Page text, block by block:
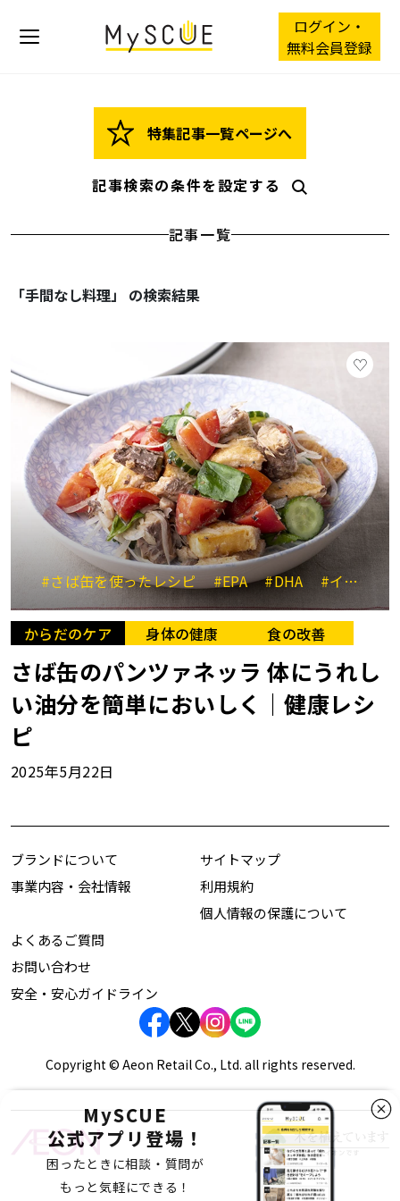
ログイン・
無料会員登録
特集記事一覧ページへ
記事検索の条件を設定する
記事一覧
「手間なし料理」 の検索結果
#さば缶を使ったレシピ #EPA #DHA #イタリア料理
からだのケア 身体の健康 食の改善
さば缶のパンツァネッラ 体にうれし
い油分を簡単においしく｜健康レシ
ピ
2025年5月22日
MySCUE
公式アプリ登場！
困ったときに相談・質問が
もっと気軽にできる！
ブランドについて
事業内容・会社情報
サイトマップ
利用規約
個人情報の保護について
よくあるご質問
お問い合わせ
安全・安心ガイドライン
Copyright © Aeon Retail Co., Ltd. all rights reserved.